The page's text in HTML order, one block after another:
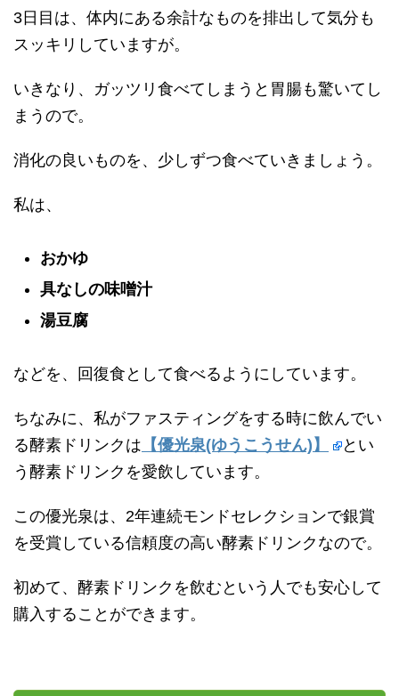
3日目は、体内にある余計なものを排出して気分も
スッキリしていますが。
いきなり、ガッツリ食べてしまうと胃腸も驚いてし
まうので。
消化の良いものを、少しずつ食べていきましょう。
私は、
おかゆ
具なしの味噌汁
湯豆腐
などを、回復食として食べるようにしています。
ちなみに、私がファスティングをする時に飲んでい
る酵素ドリンクは 【優光泉(ゆうこうせん)】
とい
う酵素ドリンクを愛飲しています。
この優光泉は、2年連続モンドセレクションで銀賞
を受賞している信頼度の高い酵素ドリンクなので。
初めて、酵素ドリンクを飲むという人でも安心して
購入することができます。